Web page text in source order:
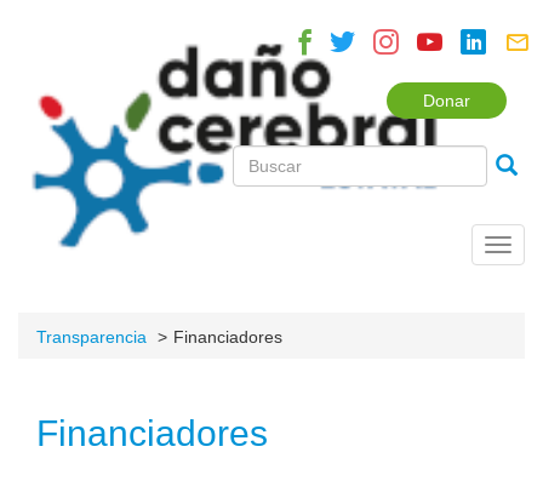
Donar
Transparencia Financiadores
Financiadores